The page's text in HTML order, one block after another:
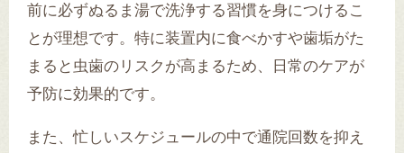
前に必ずぬるま湯で洗浄する習慣を身につけるこ
とが理想です。特に装置内に食べかすや歯垢がた
まると虫歯のリスクが高まるため、日常のケアが
予防に効果的です。
また、忙しいスケジュールの中で通院回数を抑え